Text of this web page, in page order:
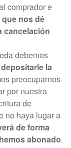
comprador e
nos dé
cancelación
debemos
depositarle la
preocuparnos
por nuestra
de
no haya lugar a
de forma
abonado.